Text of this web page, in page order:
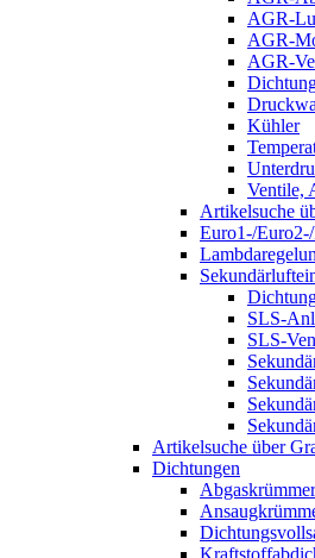
AGR-
AGR-
AGR-
Kühler
Ventile,
Artikelsuche
Euro1-/
SLS-
SLS-
Artikelsuche über
Dichtungen